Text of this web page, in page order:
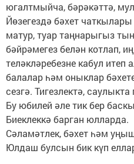
югалтмыйча, бәрәкәттә,
Йөзегездә бәхет
матур, туар таңнарыгыз
бәйрәмегез белән котлап,
теләкләребезне кабул
балалар һәм оныклар
сезгә. Тигезлектә, саулыкта
Бу юбилей әле тик бер
Биеклеккә барган юлларда.
Сәламәтлек, бәхет һәм
Юлдаш булсын бик күп